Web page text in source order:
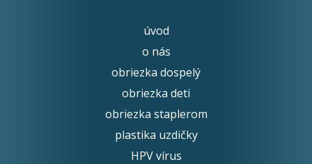
úvod
o nás
obriezka dospelý
obriezka deti
obriezka staplerom
plastika uzdičky
HPV vírus